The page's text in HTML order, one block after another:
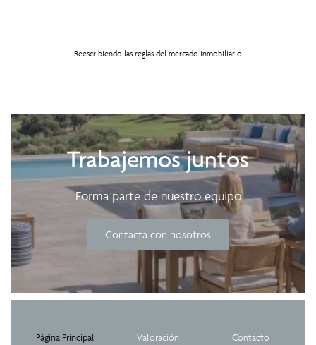
Reescribiendo las reglas del mercado inmobiliario
Trabajemos juntos
Forma parte de nuestro equipo
Contacta con nosotros
Página Principal
Valoración
Contacto